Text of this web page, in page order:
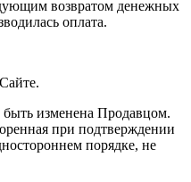
возвратом денежных
оплата.
изменена Продавцом.
при подтверждении
порядке, не